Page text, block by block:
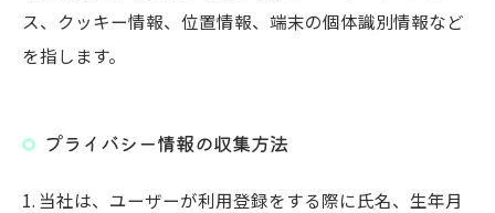
ス、クッキー情報、位置情報、端末の個体識別情報など
を指します。
プライバシー情報の収集方法
1. 当社は、ユーザーが利用登録をする際に氏名、生年月